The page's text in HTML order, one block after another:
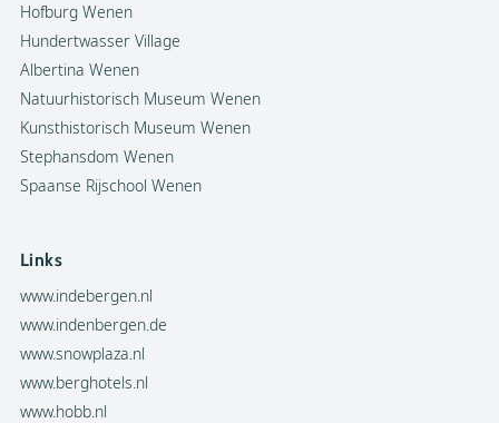
Hofburg Wenen
Hundertwasser Village
Albertina Wenen
Natuurhistorisch Museum Wenen
Kunsthistorisch Museum Wenen
Stephansdom Wenen
Spaanse Rijschool Wenen
Links
www.indebergen.nl
www.indenbergen.de
www.snowplaza.nl
www.berghotels.nl
www.hobb.nl